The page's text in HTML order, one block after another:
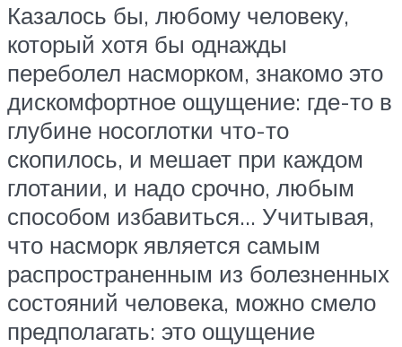
Казалось бы, любому человеку,
который хотя бы однажды
переболел насморком, знакомо это
дискомфортное ощущение: где-то в
глубине носоглотки что-то
скопилось, и мешает при каждом
глотании, и надо срочно, любым
способом избавиться… Учитывая,
что насморк является самым
распространенным из болезненных
состояний человека, можно смело
предполагать: это ощущение